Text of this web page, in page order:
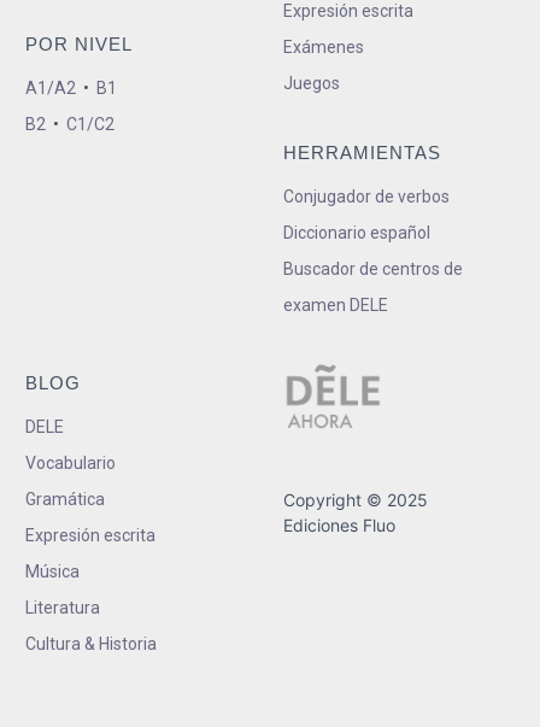
POR NIVEL
A1/A2 • B1
B2 • C1/C2
Expresión escrita
Exámenes
Juegos
HERRAMIENTAS
Conjugador de verbos
Diccionario español
Buscador de centros de
examen DELE
BLOG
DELE
Vocabulario
Gramática
Expresión escrita
Música
Literatura
Cultura & Historia
Copyright © 2025
Ediciones Fluo